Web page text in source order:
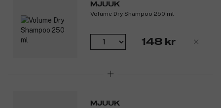
MJUUK
Volume Dry Shampoo 250 ml
148 kr
MJUUK